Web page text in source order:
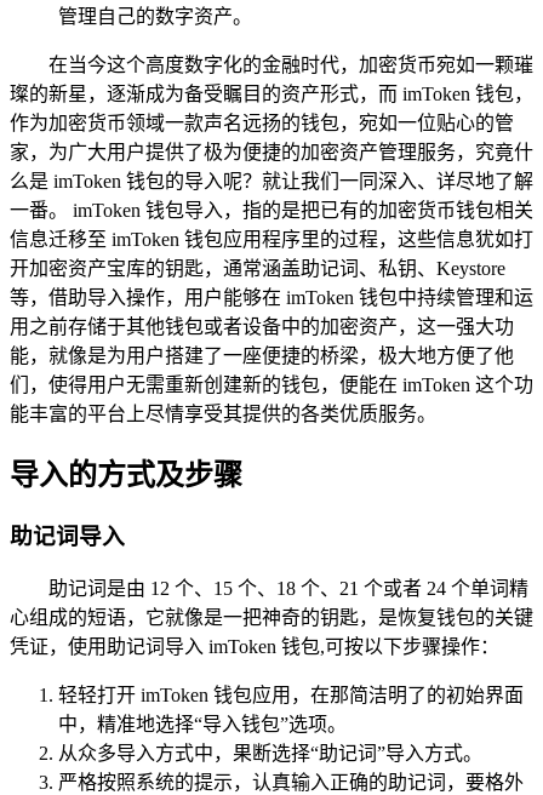
管理自己的数字资产。
在当今这个高度数字化的金融时代，加密货币宛如一颗璀
璨的新星，逐渐成为备受瞩目的资产形式，而 imToken 钱包，
作为加密货币领域一款声名远扬的钱包，宛如一位贴心的管
家，为广大用户提供了极为便捷的加密资产管理服务，究竟什
么是 imToken 钱包的导入呢？就让我们一同深入、详尽地了解
一番。 imToken 钱包导入，指的是把已有的加密货币钱包相关
信息迁移至 imToken 钱包应用程序里的过程，这些信息犹如打
开加密资产宝库的钥匙，通常涵盖助记词、私钥、Keystore
等，借助导入操作，用户能够在 imToken 钱包中持续管理和运
用之前存储于其他钱包或者设备中的加密资产，这一强大功
能，就像是为用户搭建了一座便捷的桥梁，极大地方便了他
们，使得用户无需重新创建新的钱包，便能在 imToken 这个功
能丰富的平台上尽情享受其提供的各类优质服务。
导入的方式及步骤
助记词导入
助记词是由 12 个、15 个、18 个、21 个或者 24 个单词精
心组成的短语，它就像是一把神奇的钥匙，是恢复钱包的关键
凭证，使用助记词导入 imToken 钱包,可按以下步骤操作：
轻轻打开 imToken 钱包应用，在那简洁明了的初始界面
中，精准地选择“导入钱包”选项。
从众多导入方式中，果断选择“助记词”导入方式。
严格按照系统的提示，认真输入正确的助记词，要格外